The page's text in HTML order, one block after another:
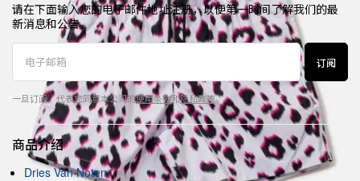
请在下面输入您的电子邮件地址注册，以便第一时间了解我们的最
新消息和公告。
订阅
一旦订阅，代表您同意本公司的使用条款和隐私政策。
商品介绍
Dries Van Noten